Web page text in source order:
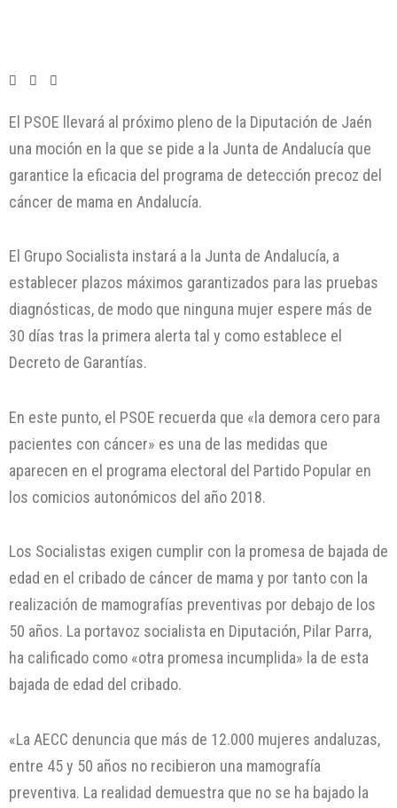
El PSOE llevará al próximo pleno de la Diputación de Jaén
una moción en la que se pide a la Junta de Andalucía que
garantice la eficacia del programa de detección precoz del
cáncer de mama en Andalucía.
El Grupo Socialista instará a la Junta de Andalucía, a
establecer plazos máximos garantizados para las pruebas
diagnósticas, de modo que ninguna mujer espere más de
30 días tras la primera alerta tal y como establece el
Decreto de Garantías.
En este punto, el PSOE recuerda que «la demora cero para
pacientes con cáncer» es una de las medidas que
aparecen en el programa electoral del Partido Popular en
los comicios autonómicos del año 2018.
Los Socialistas exigen cumplir con la promesa de bajada de
edad en el cribado de cáncer de mama y por tanto con la
realización de mamografías preventivas por debajo de los
50 años. La portavoz socialista en Diputación, Pilar Parra,
ha calificado como «otra promesa incumplida» la de esta
bajada de edad del cribado.
«La AECC denuncia que más de 12.000 mujeres andaluzas,
entre 45 y 50 años no recibieron una mamografía
preventiva. La realidad demuestra que no se ha bajado la